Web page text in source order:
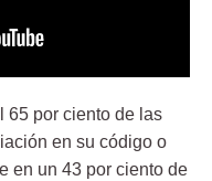
65 por ciento de las
en su código o
en un 43 por ciento de